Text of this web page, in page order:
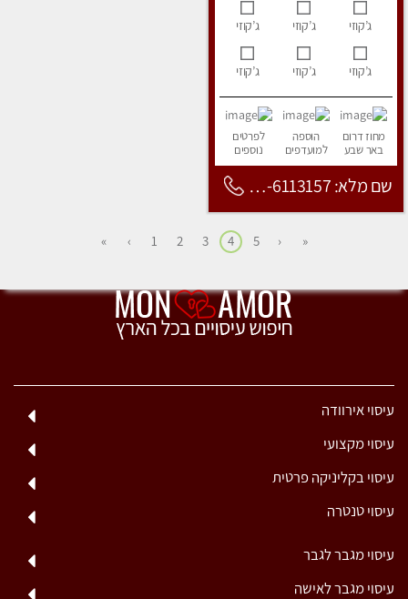
ג’קוזי ג’קוזי ג’קוזי
ג’קוזי ג’קוזי ג’קוזי
מחוז דרום
באר שבע
הוספה
למועדפים
לפרטים
נוספים
שם מלא: 053-6113157
«
‹
5
4
3
2
1
›
»
עיסוי אירוודה
עיסוי מקצועי
עיסוי בקליניקה פרטית
עיסוי טנטרה
עיסוי מגבר לגבר
עיסוי מגבר לאישה